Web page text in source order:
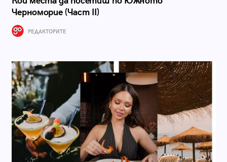
Черноморие (Част II)
РЕДАКТОРИТЕ